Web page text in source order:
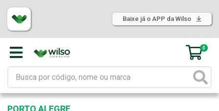
Baixe já o APP da Wilso
0
PORTO ALEGRE